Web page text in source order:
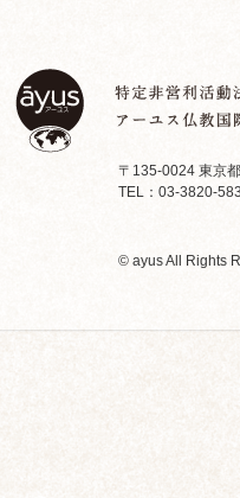
〒135-0024 東京
TEL：03-3820-
© ayus All Rights